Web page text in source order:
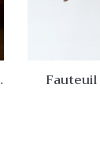
design